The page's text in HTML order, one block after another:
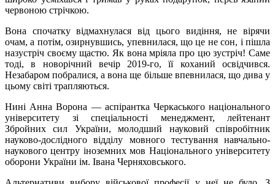
червоною стрічкою.
Вона спочатку відмахнулася від цього видіння, не вірячи
очам, а потім, озирнувшись, упевнилася, що це не сон, і пішла
назустріч своєму щастю. Як вона мріяла про цю зустріч! Саме
тоді, в новорічний вечір 2019-го, її коханий освідчився.
Незабаром побралися, а вона ще більше впевнилася, що дива у
цьому світі трапляються.
Нині Анна Ворона — аспірантка Черкаського національного
університету зі спеціальності менеджмент, лейтенант
Збройних сил України, молодший науковий співробітник
науково-дослідного відділу мовного тестування навчально-
наукового центру іноземних мов Національного університету
оборони України ім. Івана Черняховського.